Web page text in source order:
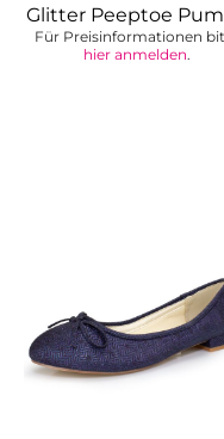
Glitter Peeptoe
Für Preisinformationen
hier anmelden.